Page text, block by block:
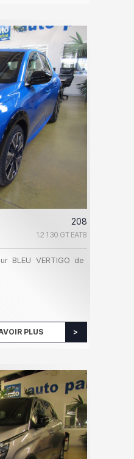
208
1.2 130 GT EAT8
BLEU VERTIGO de
PLUS